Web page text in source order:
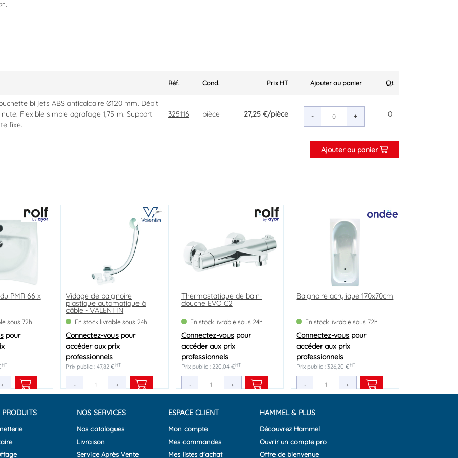
Réf. Cond. Prix HT Ajouter au panier Qt.
bi jets ABS anticalcaire Ø120 mm. Débit
Flexible simple agrafage 1,75 m. Support
fixe.
325116 pièce 27,25 €/pièce - + 0
Ajouter au panier
PMR 66 x
sous 72h
pour
HT
+
Vidage de baignoire
plastique automatique à
câble - VALENTIN
En stock livrable sous 24h
Connectez-vous pour
accéder aux prix
professionnels
Prix public : 47,82 €HT
- +
Thermostatique de bain-
douche EVO C2
En stock livrable sous 24h
Connectez-vouspour
accéder aux prix
professionnels
Prix public : 220,04 €HT
- +
Baignoire acrylique 170x70cm
En stock livrable sous 72h
Connectez-vous pour
accéder aux prix
professionnels
Prix public : 326,20 €HT
- +
PRODUITS NOS SERVICES
Nos catalogues
Livraison
Service Après Vente
ESPACE CLIENT
Mon compte
Mes commandes
Mes listes d'achat
HAMMEL & PLUS
Découvrez Hammel
Ouvrir un compte pro
Offre de bienvenue